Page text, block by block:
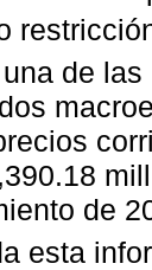
de
de
esta